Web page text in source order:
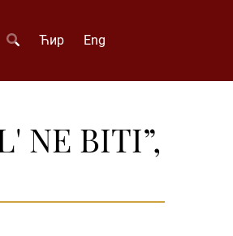
Ћир Eng
NE BITI”,